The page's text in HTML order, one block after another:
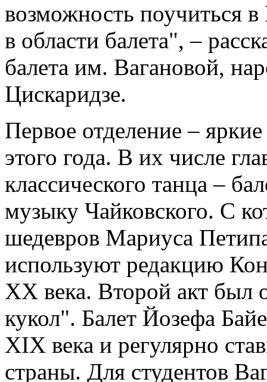
возможность поучиться
в области балета", –
балета им. Вагановой,
Цискаридзе.
Первое отделение –
этого года. В их числе
классического танца –
музыку Чайковского. С
шедевров Мариуса
используют редакцию
XX века. Второй акт был
кукол". Балет Йозефа
XIX века и регулярно
страны. Для студентов